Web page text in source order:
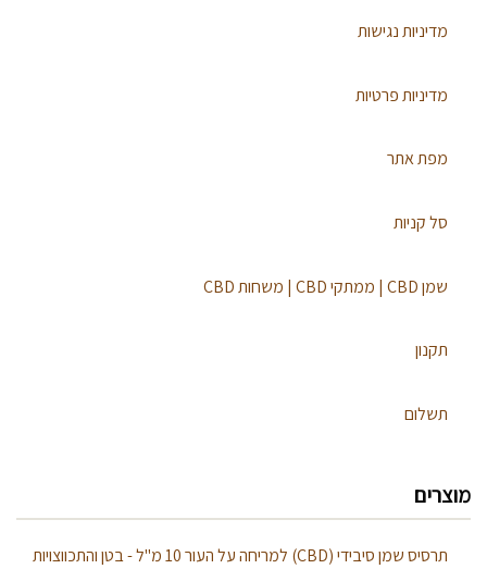
מדיניות נגישות
מדיניות פרטיות
מפת אתר
סל קניות
שמן CBD | ממתקי CBD | משחות CBD
תקנון
תשלום
מוצרים
תרסיס שמן סיבידי (CBD) למריחה על העור 10 מ"ל - בטן והתכווצויות